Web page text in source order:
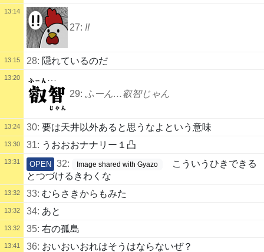
13:14
27: !!
13:15 28: 隠れているのだ
13:20
29: ふーん…叡智じゃん
13:24 30: 要は天井以外あると思うなよという意味
13:30 31: うおおおナナリー１凸
13:31 OPEN 32: Image shared with Gyazo
こういうひきできる
とつづけるきわくな
13:32 33: むらさきからもみた
13:32 34: あと
13:32 35: 右の孤島
13:41 36: おいおいおれはそうはならないぜ？